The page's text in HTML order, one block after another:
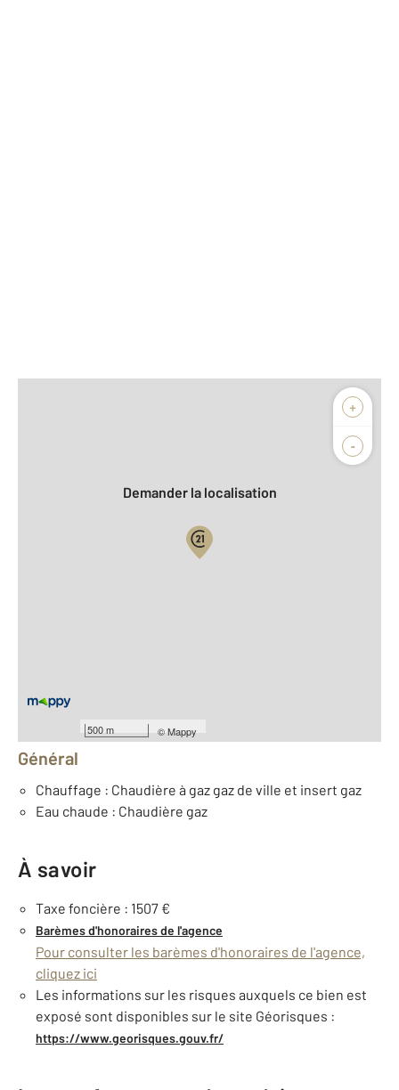
+
-
500 m ©Mappy
Biens vendus
Demander la localisation
Équipements
Général
Chauffage : Chaudière à gaz gaz de ville et insert gaz
Eau chaude : Chaudière gaz
À savoir
Taxe foncière : 1507 €
Barèmes d'honoraires de l'agence
Pour consulter les barèmes d'honoraires de l'agence,
cliquez ici
Les informations sur les risques auxquels ce bien est
exposé sont disponibles sur le site Géorisques :
https://www.georisques.gouv.fr/